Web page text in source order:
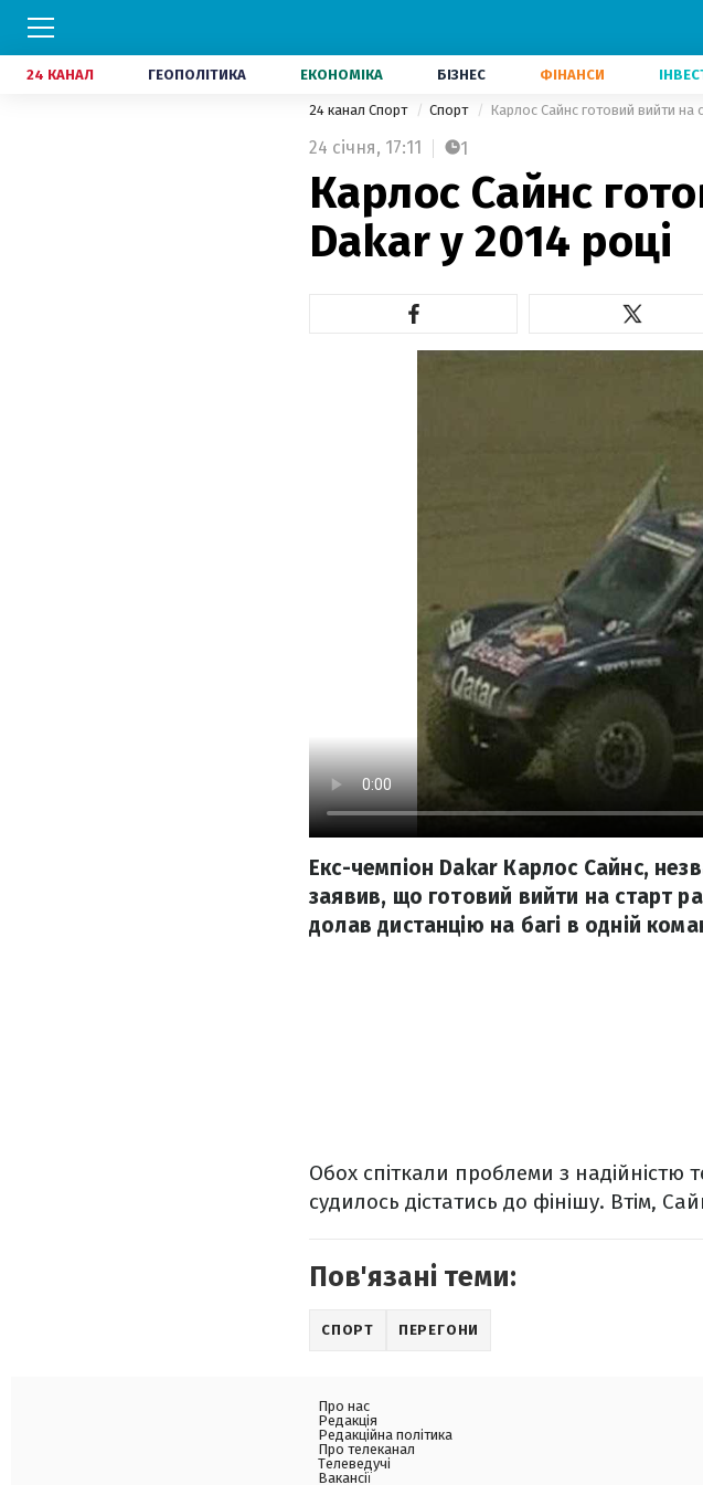
24 КАНАЛ ГЕОПОЛІТИКА ЕКОНОМІКА БІЗНЕС ФІНАНСИ
24 канал Спорт Спорт Карлос Сайнс готовий вийти на
24 січня, 17:11 1
Карлос Сайнс
Dakar у 2014 році
Екс-чемпіон Dakar Карлос Сайнс,
заявив, що готовий вийти на старт
долав дистанцію на багі в одній
Обох спіткали проблеми з надійністю
судилось дістатись до фінішу. Втім,
Пов'язані теми:
СПОРТ ПЕРЕГОНИ
Про нас
Редакція
Редакційна політика
Про телеканал
Телеведучі
Вакансії